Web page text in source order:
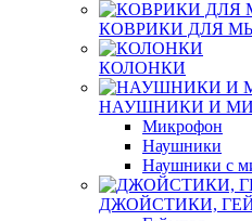
КОВРИКИ ДЛЯ
КОЛОНКИ
НАУШНИКИ И
Микрофон
Наушники
Наушники с
ДЖОЙСТИКИ,